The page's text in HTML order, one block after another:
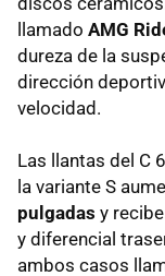
llamado AMG
dureza de la
dirección
velocidad.
Las llantas del C
la variante S
pulgadas y
y diferencial
ambos casos